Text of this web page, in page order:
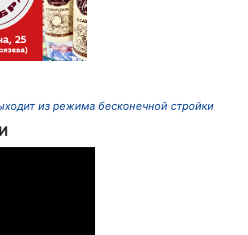
из режима бесконечной стройки